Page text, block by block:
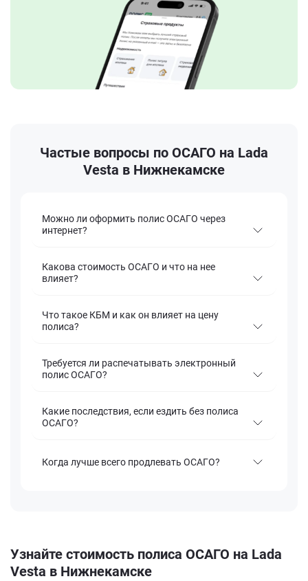
Частые вопросы по ОСАГО на Lada
Vesta в Нижнекамске
Можно ли оформить полис ОСАГО через
интернет?
Какова стоимость ОСАГО и что на нее
влияет?
Что такое КБМ и как он влияет на цену
полиса?
Требуется ли распечатывать электронный
полис ОСАГО?
Какие последствия, если ездить без полиса
ОСАГО?
Когда лучше всего продлевать ОСАГО?
Узнайте стоимость полиса ОСАГО на Lada
Vesta в Нижнекамске